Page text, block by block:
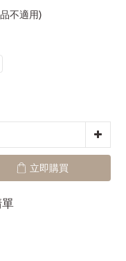
不適用)
立即購買